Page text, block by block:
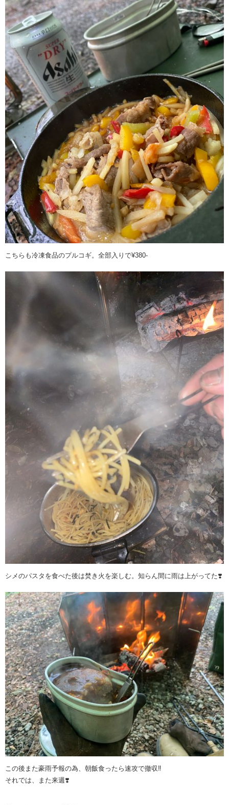
こちらも冷凍食品のプルコギ。全部入りで¥380-
シメのパスタを食べた後は焚き火を楽しむ。知らん間に雨は上がってた❣️
この後また豪雨予報の為、朝飯食ったら速攻で撤収‼️
それでは、また来週❣️